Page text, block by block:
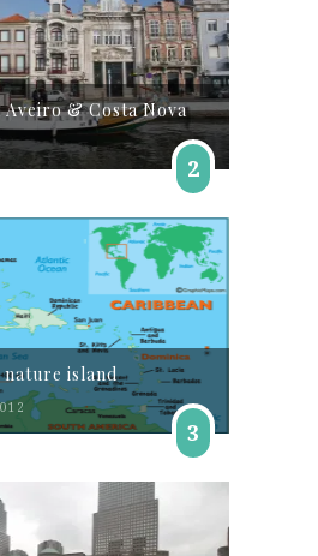
Aveiro & Costa Nova
2
island
3